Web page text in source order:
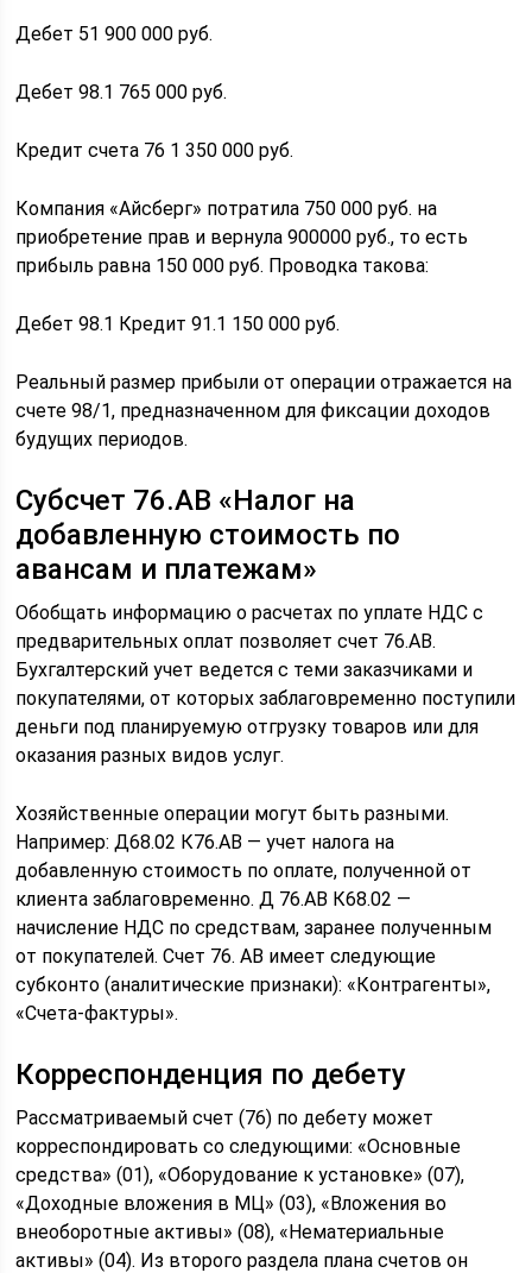
Дебет 51 900 000 руб.
Дебет 98.1 765 000 руб.
Кредит счета 76 1 350 000 руб.
Компания «Айсберг» потратила 750 000 руб. на
приобретение прав и вернула 900000 руб., то есть
прибыль равна 150 000 руб. Проводка такова:
Дебет 98.1 Кредит 91.1 150 000 руб.
Реальный размер прибыли от операции отражается на
счете 98/1, предназначенном для фиксации доходов
будущих периодов.
Субсчет 76.АВ «Налог на
добавленную стоимость по
авансам и платежам»
Обобщать информацию о расчетах по уплате НДС с
предварительных оплат позволяет счет 76.АВ.
Бухгалтерский учет ведется с теми заказчиками и
покупателями, от которых заблаговременно поступили
деньги под планируемую отгрузку товаров или для
оказания разных видов услуг.
Хозяйственные операции могут быть разными.
Например: Д68.02 К76.АВ — учет налога на
добавленную стоимость по оплате, полученной от
клиента заблаговременно. Д 76.АВ К68.02 —
начисление НДС по средствам, заранее полученным
от покупателей. Счет 76. АВ имеет следующие
субконто (аналитические признаки): «Контрагенты»,
«Счета-фактуры».
Корреспонденция по дебету
Рассматриваемый счет (76) по дебету может
корреспондировать со следующими: «Основные
средства» (01), «Оборудование к установке» (07),
«Доходные вложения в МЦ» (03), «Вложения во
внеоборотные активы» (08), «Нематериальные
активы» (04). Из второго раздела плана счетов он